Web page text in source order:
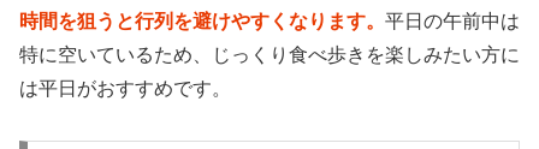
時間を狙うと行列を避けやすくなります。 平日の午前中は
特に空いているため、じっくり食べ歩きを楽しみたい方に
は平日がおすすめです。